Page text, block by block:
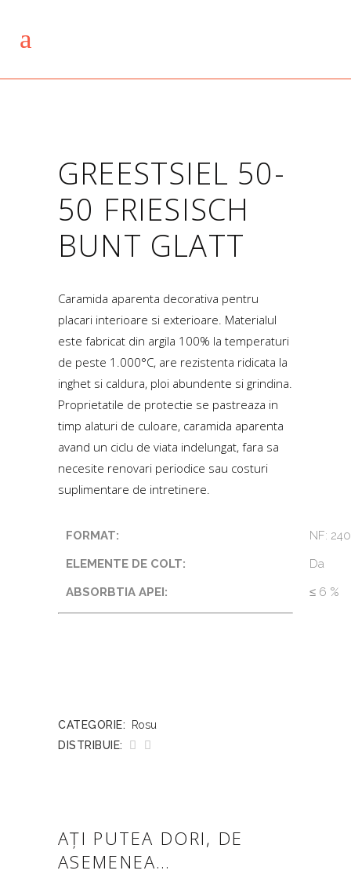
GREESTSIEL 50-
50 FRIESISCH
BUNT GLATT
Caramida aparenta decorativa pentru
placari interioare si exterioare. Materialul
este fabricat din argila 100% la temperaturi
de peste 1.000°C, are rezistenta ridicata la
inghet si caldura, ploi abundente si grindina.
Proprietatile de protectie se pastreaza in
timp alaturi de culoare, caramida aparenta
avand un ciclu de viata indelungat, fara sa
necesite renovari periodice sau costuri
suplimentare de intretinere.
FORMAT:
NF:
ELEMENTE DE COLT:
Da
ABSORBTIA APEI:
≤ 6 %
CATEGORIE:
Rosu
DISTRIBUIE:
AȚI PUTEA DORI, DE
ASEMENEA…